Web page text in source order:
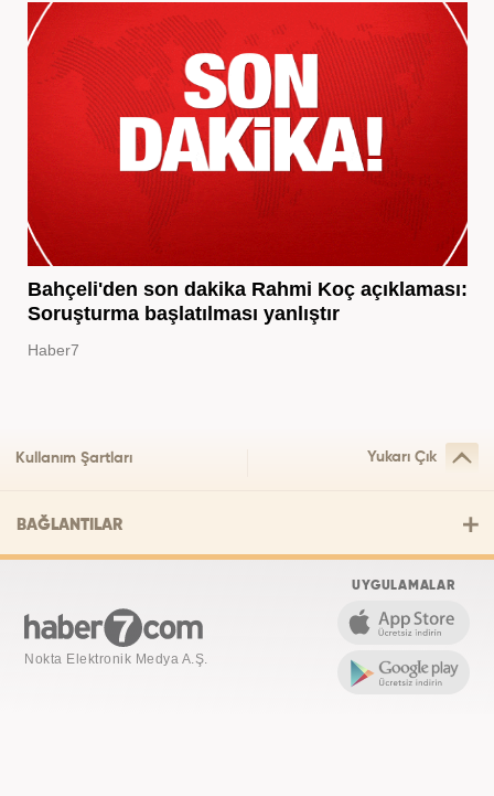
Bahçeli'den son dakika Rahmi Koç açıklaması:
Soruşturma başlatılması yanlıştır
Haber7
Kullanım Şartları Yukarı Çık
BAĞLANTILAR
Nokta Elektronik Medya A.Ş.
UYGULAMALAR